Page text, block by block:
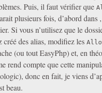
Puis, il faut vérifier que
plusieurs fois, d’abord dans
Si vous n’utilisez que le
créé des alias, modifiez les
(ou tout EasyPhp) et, en
rend compte que cette
donc en fait, je viens
beau.